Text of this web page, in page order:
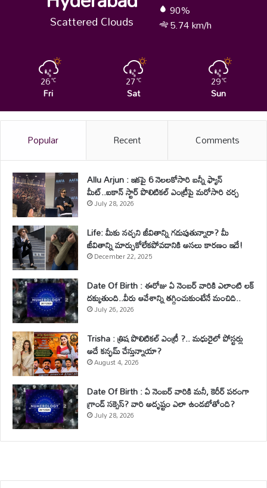
Scattered Clouds
90%
5.74 km/h
26℃
Fri
27℃
Sat
29℃
Sun
Popular Recent Comments
Allu Arjun : ఇకపై 6 నెలలకోసారి బన్నీ ఫ్యాన్
మీట్..ఐకాన్ స్టార్ పొలిటికల్ ఎంట్రీపై మరోసారి చర్చ
July 28, 2026
Life: మీకు నచ్చని జీవితాన్ని గడుపుతున్నారా? మీ
జీవితాన్ని మార్చుకోలేకపోవడానికి అసలు కారణం ఇదే!
December 22, 2025
Date Of Birth : ఈరోజు ఏ నెంబర్ వారికి ఎలాంటి లక్
దక్కుతుంది..వీరు ఆవేశాన్ని తగ్గించుకుంటేనే మంచిది..
July 26, 2026
Trisha : త్రిష పొలిటికల్ ఎంట్రీ ?.. మధురైలో పోస్టర్లు
అదే కన్ఫమ్ చేస్తున్నాయా?
August 4, 2026
Date Of Birth : ఏ నెంబర్ వారికి మనీ, కెరీర్ పరంగా
గ్రాండ్ సక్సెస్? వారి అదృష్టం ఎలా ఉండబోతోంది?
July 28, 2026